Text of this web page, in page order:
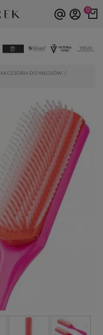
0
AKCESORIA DO WŁOSÓW